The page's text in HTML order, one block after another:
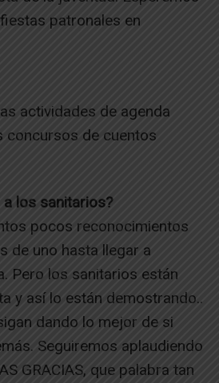
patronales en
actividades de agenda
concursos de cuentos
a los sanitarios?
pocos reconocimientos
de uno hasta llegar a
Pero los sanitarios están
y así lo están demostrando..
dando lo mejor de si
Seguiremos aplaudiendo
GRACIAS, que palabra tan